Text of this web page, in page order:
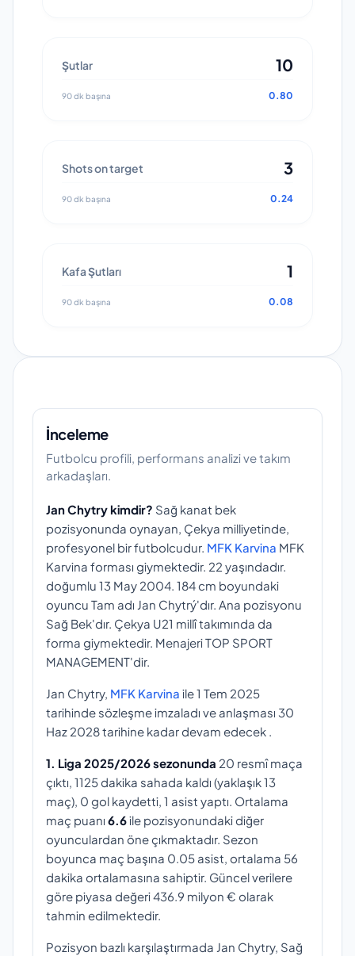
Şutlar 10
90 dk başına 0.80
Shots on target 3
90 dk başına 0.24
Kafa Şutları 1
90 dk başına 0.08
İnceleme
Futbolcu profili, performans analizi ve takım
arkadaşları.
Jan Chytry kimdir? Sağ kanat bek
pozisyonunda oynayan, Çekya milliyetinde,
profesyonel bir futbolcudur. MFK Karvina MFK
Karvina forması giymektedir. 22 yaşındadır.
doğumlu 13 May 2004. 184 cm boyundaki
oyuncu Tam adı Jan Chytrý'dır. Ana pozisyonu
Sağ Bek'dır. Çekya U21 millî takımında da
forma giymektedir. Menajeri TOP SPORT
MANAGEMENT'dir.
Jan Chytry, MFK Karvina ile 1 Tem 2025
tarihinde sözleşme imzaladı ve anlaşması 30
Haz 2028 tarihine kadar devam edecek .
1. Liga 2025/2026 sezonunda 20 resmî maça
çıktı, 1125 dakika sahada kaldı (yaklaşık 13
maç), 0 gol kaydetti, 1 asist yaptı. Ortalama
maç puanı 6.6ile pozisyonundaki diğer
oyunculardan öne çıkmaktadır. Sezon
boyunca maç başına 0.05 asist, ortalama 56
dakika ortalamasına sahiptir. Güncel verilere
göre piyasa değeri 436.9 milyon € olarak
tahmin edilmektedir.
Pozisyon bazlı karşılaştırmada Jan Chytry, Sağ